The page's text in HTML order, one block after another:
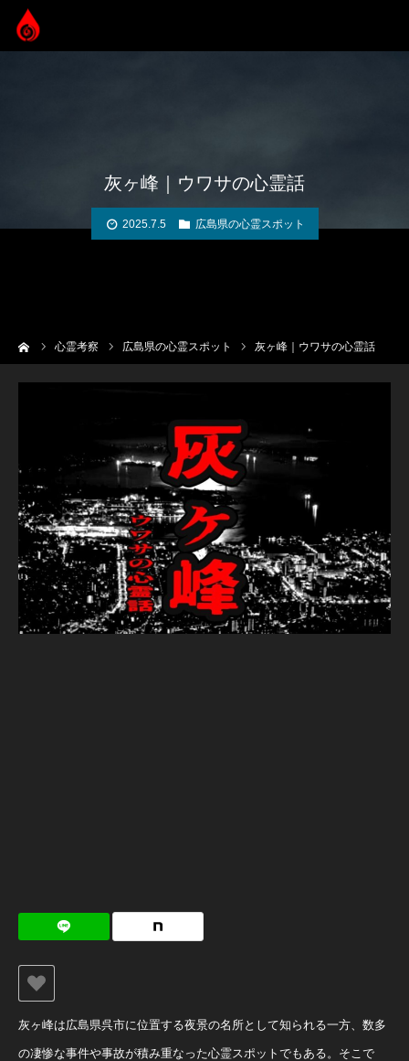
灰ヶ峰｜ウワサの心霊話
2025.7.5 広島県の心霊スポット
心霊考察 広島県の心霊スポット 灰ヶ峰｜ウワサの心霊話
灰ヶ峰は広島県呉市に位置する夜景の名所として知られる一方、数多
の凄惨な事件や事故が積み重なった心霊スポットでもある。そこで